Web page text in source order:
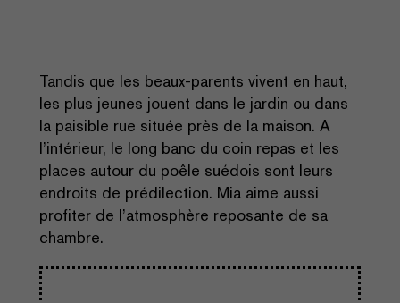
Tandis que les beaux-parents vivent en haut,
les plus jeunes jouent dans le jardin ou dans
la paisible rue située près de la maison. A
l’intérieur, le long banc du coin repas et les
places autour du poêle suédois sont leurs
endroits de prédilection. Mia aime aussi
profiter de l’atmosphère reposante de sa
chambre.